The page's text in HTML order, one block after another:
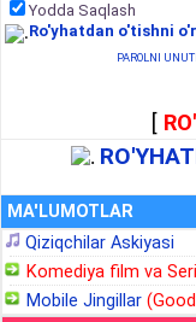
Yodda Saqlash
Ro'yhatdan o'tishni
PAROLNI
[
MA'LUMOTLAR
Qiziqchilar Askiyasi
Komediya film va
Mobile Jingillar